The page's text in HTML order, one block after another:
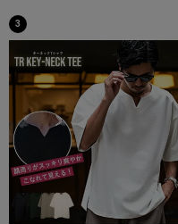
素材
裏毛(本体:コットン100%
モデル
MODEL：身長181cm 体
カラー展開
3